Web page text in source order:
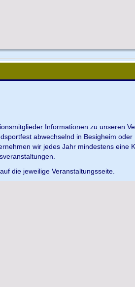
Informationen zu unseren
abwechselnd in Besigheim
wir jedes Jahr mindestens eine
die jeweilige Veranstaltungsseite.